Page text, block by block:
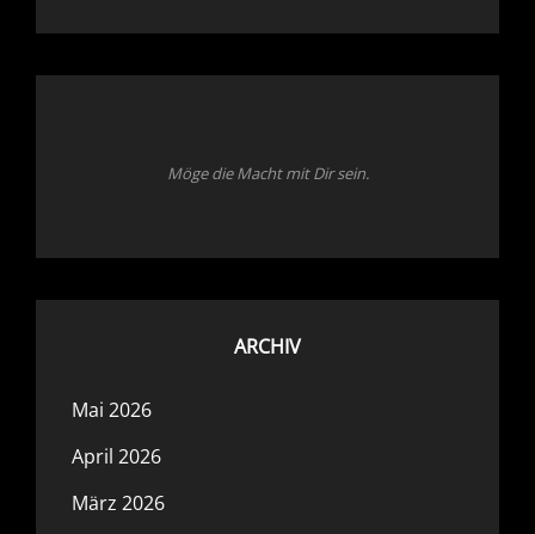
Möge die Macht mit Dir sein.
ARCHIV
Mai 2026
April 2026
März 2026